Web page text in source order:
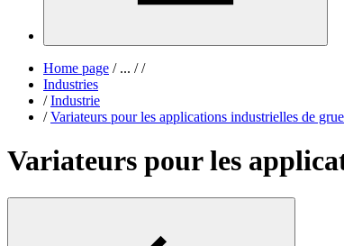
Home page /... / /
Industries
/ Industrie
/ Variateurs pour les applications industrielles de
Variateurs pour les